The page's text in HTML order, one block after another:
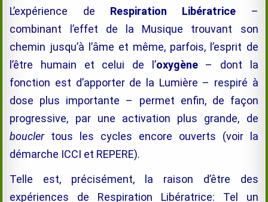
L’expérience de Respiration Libératrice –
combinant l’effet de la Musique trouvant son
chemin jusqu’à l’âme et même, parfois, l’esprit de
l’être humain et celui de l’oxygène– dont la
fonction est d’apporter de la Lumière – respiré à
dose plus importante – permet enfin, de façon
progressive, par une activation plus grande, de
boucler tous les cycles encore ouverts (voir la
démarche ICCI et REPERE).
Telle est, précisément, la raison d’être des
expériences de Respiration Libératrice: Tel un